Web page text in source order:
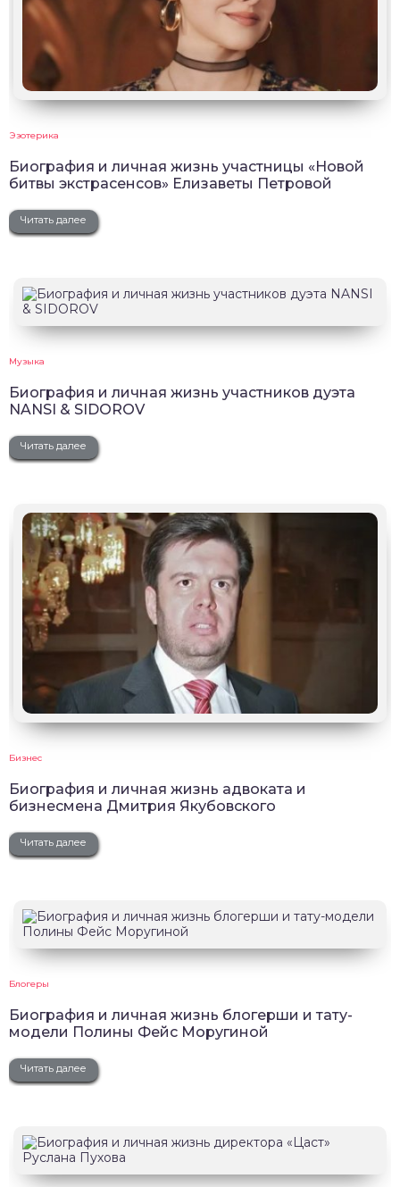
Эзотерика
Биография и личная жизнь участницы «Новой
битвы экстрасенсов» Елизаветы Петровой
Читать далее
Музыка
Биография и личная жизнь участников дуэта
NANSI & SIDOROV
Читать далее
Бизнес
Биография и личная жизнь адвоката и
бизнесмена Дмитрия Якубовского
Читать далее
Блогеры
Биография и личная жизнь блогерши и тату-
модели Полины Фейс Моругиной
Читать далее